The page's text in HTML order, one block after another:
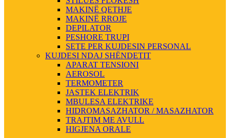
MAKINË QETHJE
MAKINË RROJE
DEPILATOR
PESHORE TRUPI
SETE PER KUJDESIN PERSONAL
KUJDESI NDAJ SHËNDETIT
APARAT TENSIONI
AEROSOL
TERMOMETER
JASTEK ELEKTRIK
MBULESA ELEKTRIKE
HIDROMASAZHATOR / MASAZHATOR
TRAJTIM ME AVULL
HIGJENA ORALE